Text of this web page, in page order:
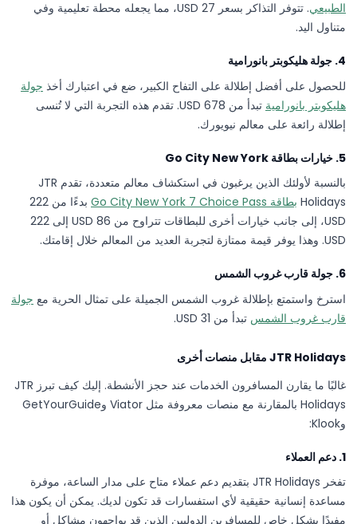
الطبيعي
. تتوفر التذاكر بسعر 27 USD، مما يجعله محطة تعليمية وفي
متناول اليد.
4. جولة هليكوبتر بانورامية
للحصول على أفضل إطلالة على التفاح الكبير، ضع في اعتبارك أخذ جولة
هليكوبتر بانورامية
تبدأ من 678 USD. تقدم هذه التجربة التي لا تُنسى
إطلالة رائعة على معالم نيويورك.
5. خيارات بطاقة Go City New York
بالنسبة لأولئك الذين يرغبون في استكشاف معالم متعددة، تقدم JTR
Holidays بطاقة Go City New York 7 Choice Pass
بدءًا من 222
USD، إلى جانب خيارات أخرى للبطاقات تتراوح من 86 USD إلى 222
USD. وهذا يوفر قيمة ممتازة لتجربة العديد من المعالم خلال إقامتك.
6. جولة قارب غروب الشمس
استرخ واستمتع بإطلالة غروب الشمس الجميلة على تمثال الحرية مع جولة
قارب غروب الشمس تبدأ من 31 USD.
JTR Holidays مقابل منصات أخرى
غالبًا ما يقارن المسافرون الخدمات عند حجز الأنشطة. إليك كيف تبرز JTR
Holidays بالمقارنة مع منصات معروفة مثل Viator وGetYourGuide
وKlook:
1. دعم العملاء
تفخر JTR Holidays بتقديم دعم عملاء متاح على مدار الساعة، موفرة
مساعدة إنسانية حقيقية لأي استفسارات قد تكون لديك. يمكن أن يكون هذا
مفيدًا بشكل خاص للمسافرين الدوليين الذين قد يواجهون مشاكل أو